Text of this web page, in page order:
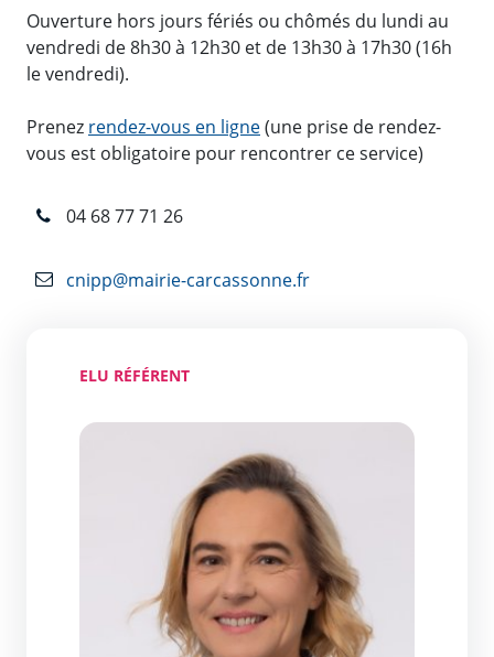
Ouverture hors jours fériés ou chômés du lundi au
vendredi de 8h30 à 12h30 et de 13h30 à 17h30 (16h
le vendredi).
Prenez rendez-vous en ligne(une prise de rendez-
vous est obligatoire pour rencontrer ce service)
04 68 77 71 26
cnipp@mairie-carcassonne.fr
ELU RÉFÉRENT